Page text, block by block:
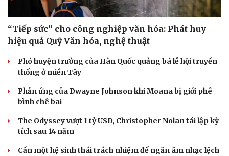
“Tiếp sức” cho công nghiệp văn hóa: Phát huy
hiệu quả Quỹ Văn hóa, nghệ thuật
Phó huyện trưởng của Hàn Quốc quảng bá lễ hội truyền
thống ở miền Tây
Phản ứng của Dwayne Johnson khi Moana bị giới phê
bình chê bai
The Odyssey vượt 1 tỷ USD, Christopher Nolan tái lập kỳ
tích sau 14 năm
Cần một hệ sinh thái trách nhiệm để ngăn âm nhạc lệch